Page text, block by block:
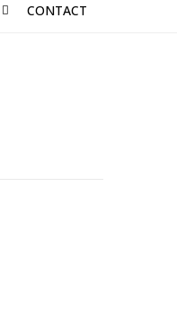
CONTACT